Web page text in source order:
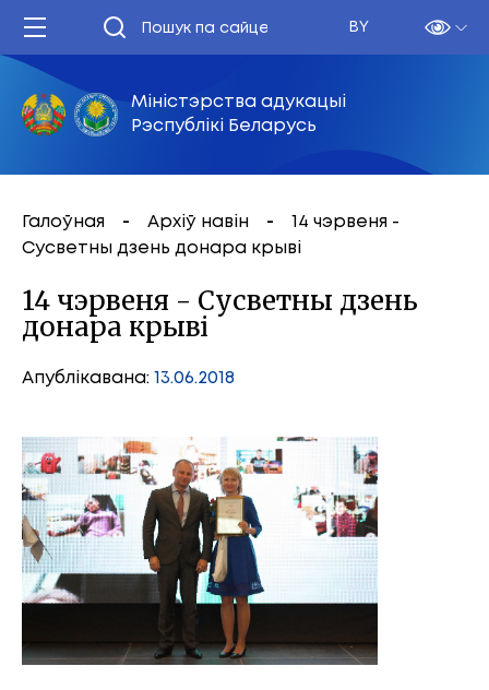
BY
Міністэрства адукацыі
Рэспублікі Беларусь
Галоўная Архіў навін
14 чэрвеня -
Сусветны дзень донара крыві
14 чэрвеня - Сусветны дзень
донара крыві
Апублікавана: 13.06.2018